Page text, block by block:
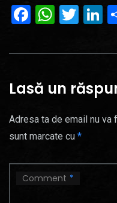
Lasă un
Adresa ta de email nu va
sunt marcate cu *
Comment *